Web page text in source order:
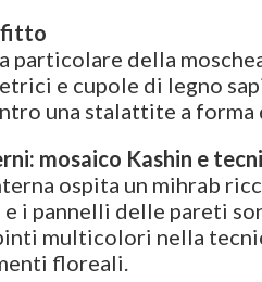
particolare della
e cupole di legno
una stalattite a
mosaico Kashin e
ospita un mihrab
e i pannelli delle pareti
multicolori nella
floreali.